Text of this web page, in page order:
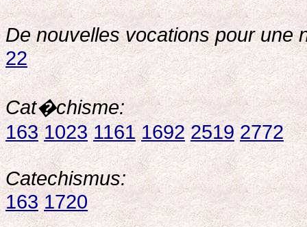
De nouvelles vocations pour une
22
Cat�chisme:
163 1023 1161 1692 2519 2772
Catechismus:
163 1720